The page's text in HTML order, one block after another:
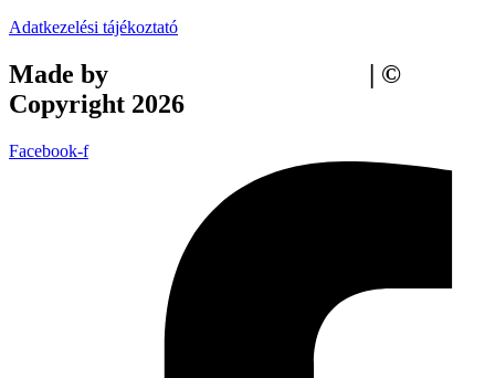
Adatkezelési tájékoztató
Made by
| ©
Copyright 2026
Facebook-f